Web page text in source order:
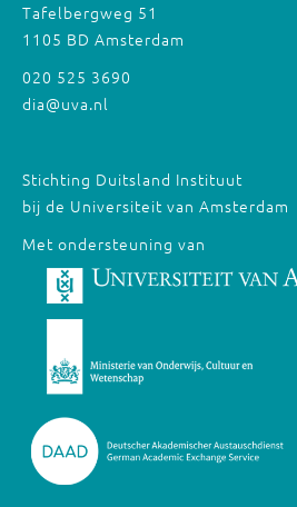
Tafelbergweg 51
1105 BD Amsterdam
020 525 3690
dia@uva.nl
Stichting Duitsland Instituut
bij de Universiteit van Amsterdam
Met ondersteuning van